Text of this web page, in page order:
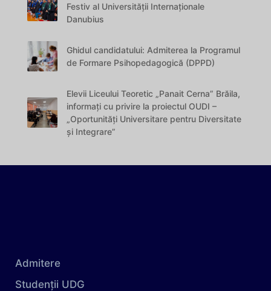
Festiv al Universității Internaționale
Danubius
Ghidul candidatului: Admiterea la Programul
de Formare Psihopedagogică (DPPD)
Elevii Liceului Teoretic „Panait Cerna” Brăila,
informați cu privire la proiectul OUDI –
„Oportunități Universitare pentru Diversitate
și Integrare”
Admitere
Studenții UDG